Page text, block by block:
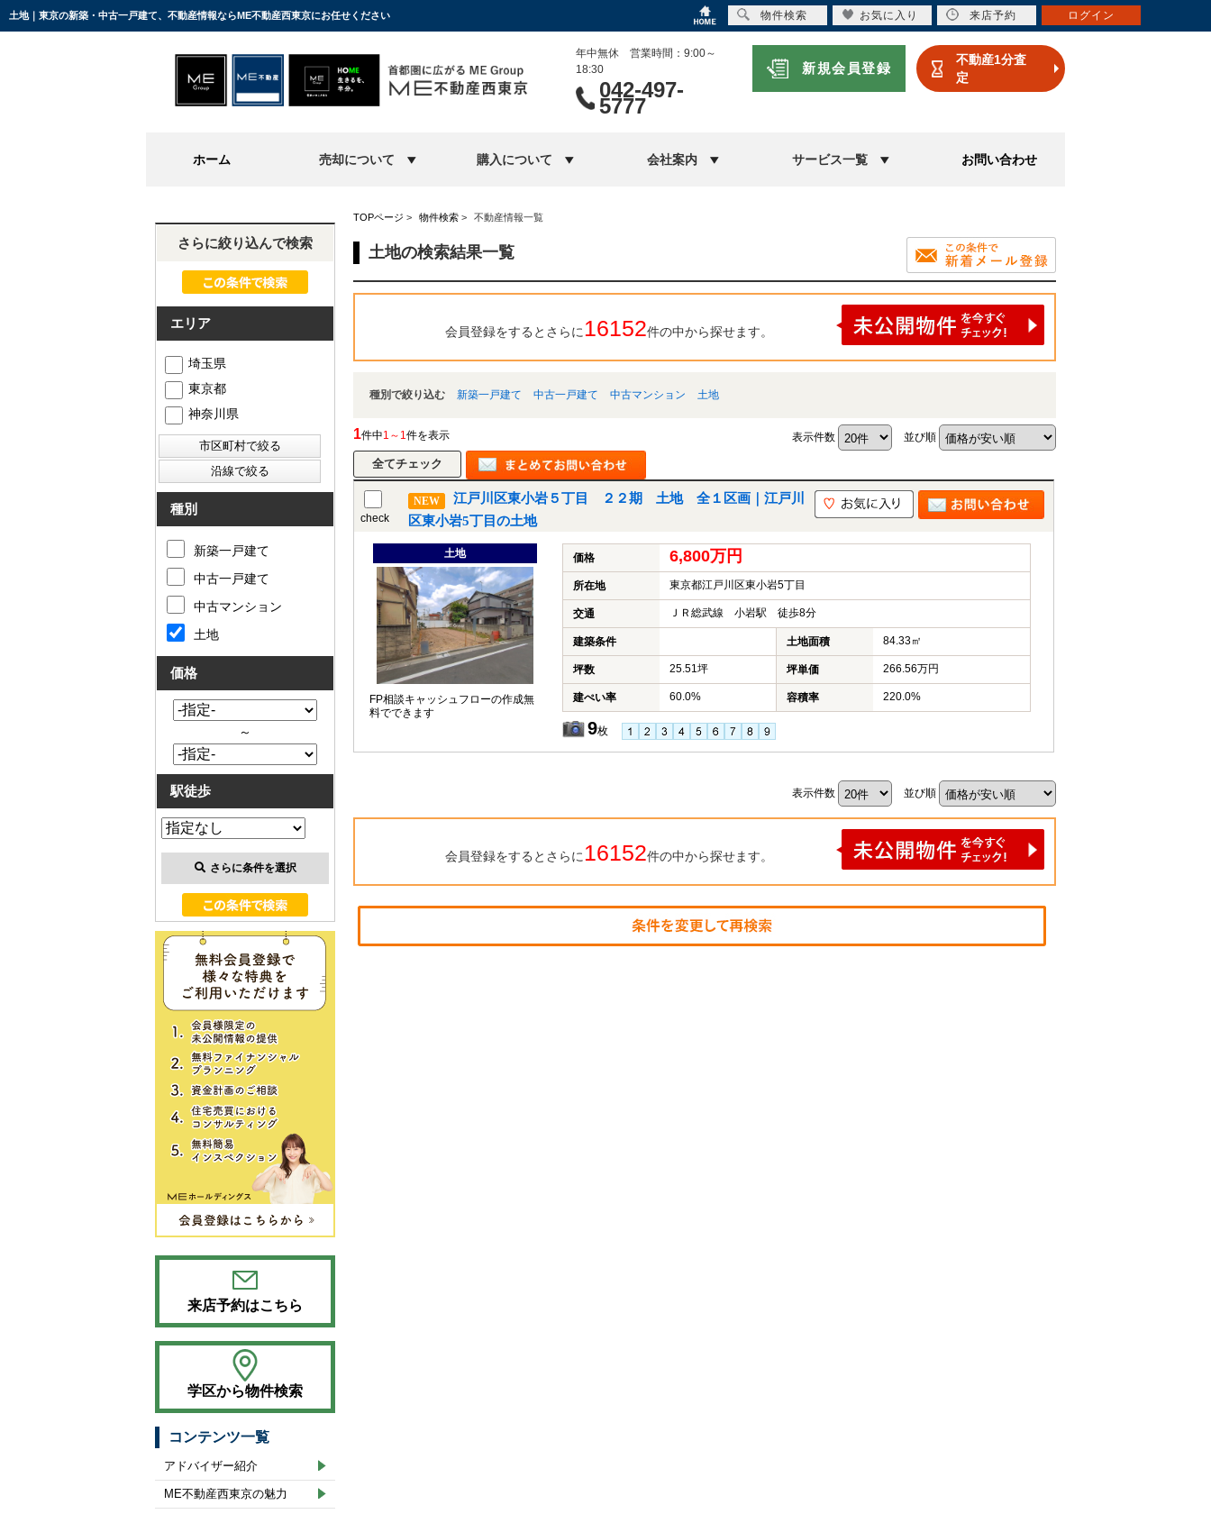
土地｜東京の新築・中古一戸建て、不動産情報ならME不動産西東京にお任せください
年中無休 営業時間：9:00～
18:30
042-497-
5777
新規会員登録
不動産1分査
定
ホーム 売却について 購入について 会社案内 サービス一覧 お問い合わせ
TOPページ > 物件検索 > 不動産情報一覧
土地の検索結果一覧
会員登録をするとさらに 16152件の中から探せます。
種別で絞り込む 新築一戸建て 中古一戸建て 中古マンション 土地
1件中1～1件を表示 表示件数 並び順
check
NEW
江戸川区東小岩５丁目 ２２期 土地 全１区画｜江戸川
区東小岩5丁目の土地
土地
FP相談キャッシュフローの作成無
料でできます
価格 6,800万円
所在地 東京都江戸川区東小岩5丁目
交通 ＪＲ総武線 小岩駅 徒歩8分
建築条件 土地面積 84.33㎡
坪数 25.51坪 坪単価 266.56万円
建ぺい率 60.0% 容積率 220.0%
9枚
表示件数 並び順
会員登録をするとさらに 16152件の中から探せます。
さらに絞り込んで検索
エリア
埼玉県
東京都
神奈川県
種別
新築一戸建て
中古一戸建て
中古マンション
土地
価格
～
駅徒歩
さらに条件を選択
来店予約はこちら
学区から物件検索
コンテンツ一覧
アドバイザー紹介
ME不動産西東京の魅力
物件検索 お気に入り 来店予約 ログイン